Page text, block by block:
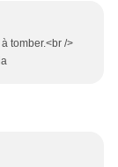
tomber.<br />